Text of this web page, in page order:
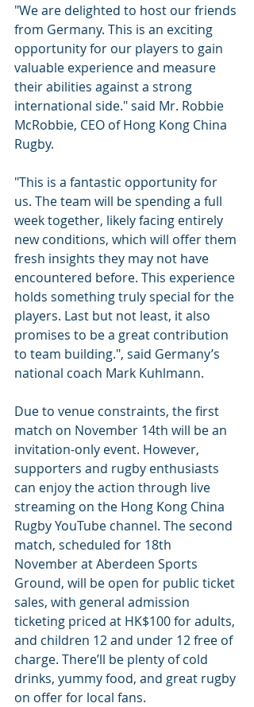
"We are delighted to host our friends
from Germany. This is an exciting
opportunity for our players to gain
valuable experience and measure
their abilities against a strong
international side." said Mr. Robbie
McRobbie, CEO of Hong Kong China
Rugby.
"This is a fantastic opportunity for
us. The team will be spending a full
week together, likely facing entirely
new conditions, which will offer them
fresh insights they may not have
encountered before. This experience
holds something truly special for the
players. Last but not least, it also
promises to be a great contribution
to team building.", said Germany’s
national coach Mark Kuhlmann.
Due to venue constraints, the first
match on November 14th will be an
invitation-only event. However,
supporters and rugby enthusiasts
can enjoy the action through live
streaming on the Hong Kong China
Rugby YouTube channel. The second
match, scheduled for 18th
November at Aberdeen Sports
Ground, will be open for public ticket
sales, with general admission
ticketing priced at HK$100 for adults,
and children 12 and under 12 free of
charge. There’ll be plenty of cold
drinks, yummy food, and great rugby
on offer for local fans.